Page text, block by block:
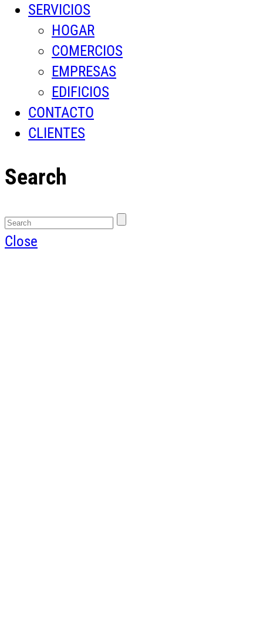
SERVICIOS
HOGAR
COMERCIOS
EMPRESAS
EDIFICIOS
CONTACTO
CLIENTES
Search
Close